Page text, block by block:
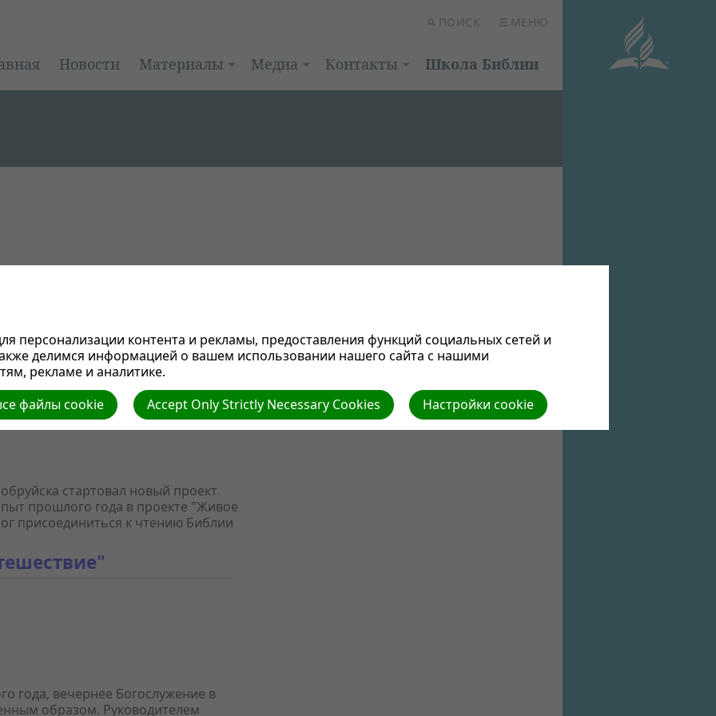
ПОИСК МЕНЮ
Новости Материалы Медиа Контакты Школа Библии
стартовал новый проект
прошлого года в проекте "Живое
присоединиться к чтению Библии
года, вечернее Богослужение в
образом. Руководителем
персонализации контента и рекламы, предоставления функций социальных сетей и
делимся информацией о вашем использовании нашего сайта с нашими
рекламе и аналитике.
Настройки cookie
Accept Only Strictly Necessary Cookies
файлы cookie